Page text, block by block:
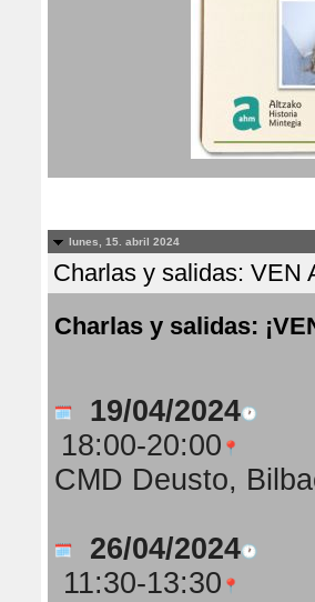
lunes, 15. abril 2024
Charlas y salidas: VEN
Charlas y salidas:
19/04/2024
18:00-20:00
CMD Deusto,
26/04/2024
11:30-13:30